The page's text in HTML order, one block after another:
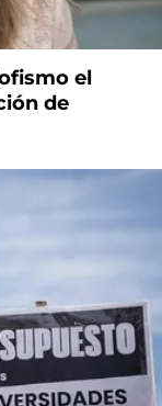
el
de